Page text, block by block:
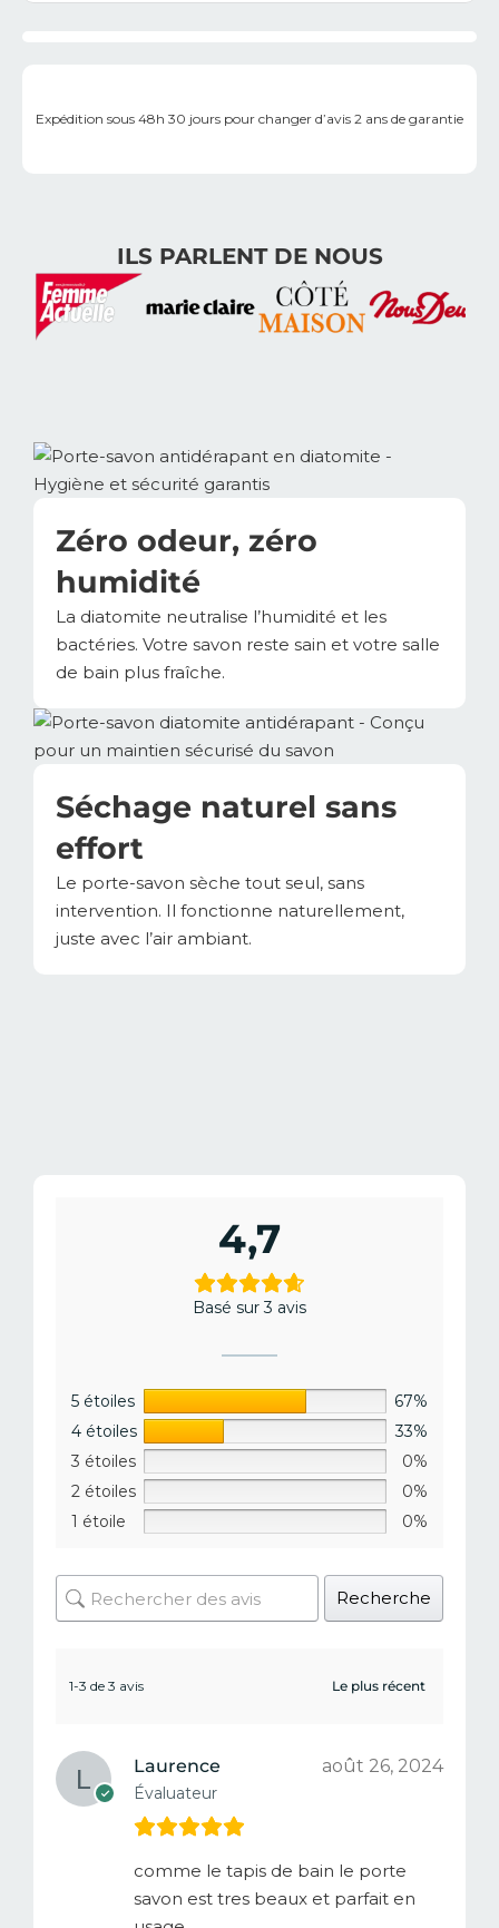
Expédition sous 48h 30 jours pour changer d’avis 2 ans de garantie
ILS PARLENT DE NOUS
Zéro odeur, zéro
humidité
La diatomite neutralise l’humidité et les
bactéries. Votre savon reste sain et votre salle
de bain plus fraîche.
Séchage naturel sans
effort
Le porte-savon sèche tout seul, sans
intervention. Il fonctionne naturellement,
juste avec l’air ambiant.
4,7
Basé sur 3 avis
5 étoiles
67%
4 étoiles
33%
3 étoiles
0%
2 étoiles
0%
1 étoile
0%
Recherche
1-3 de 3 avis
Laurence
Évaluateur
août 26, 2024
comme le tapis de bain le porte
savon est tres beaux et parfait en